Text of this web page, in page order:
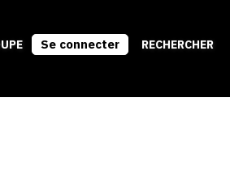
Se connecter RECHERCHER